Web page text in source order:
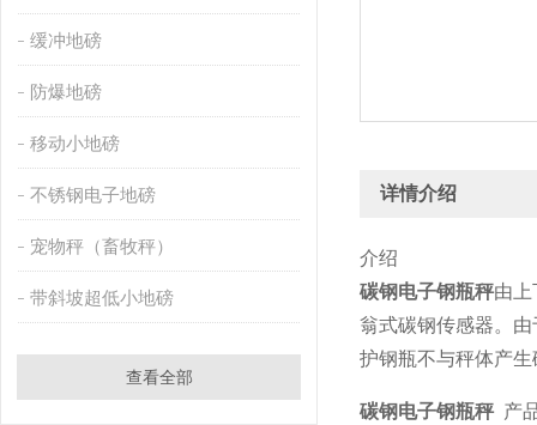
缓冲地磅
防爆地磅
移动小地磅
不锈钢电子地磅
宠物秤（畜牧秤）
带斜坡超低小地磅
查看全部
详情介绍
介绍
碳钢电子钢瓶秤由上
翁式碳钢传感器。
护钢瓶不与秤体产生
碳钢电子钢瓶秤产